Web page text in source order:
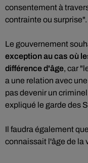
consentement à
contrainte ou surprise".
Le gouvernement
exception au cas où
différence d'âge, car
a une relation avec
pas devenir un
expliqué le garde des
Il faudra également
connaissait l'âge de la